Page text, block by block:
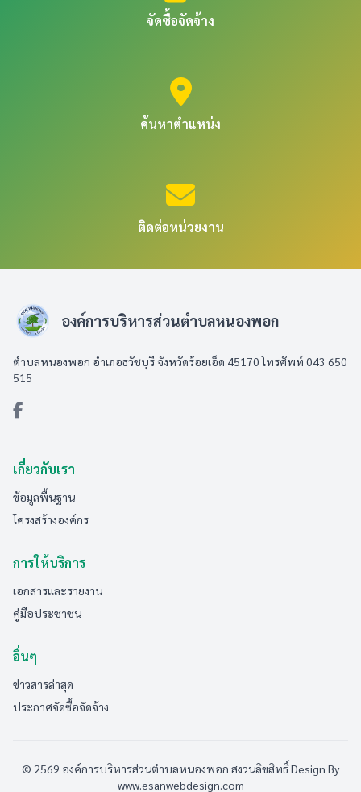
จัดซื้อจัดจ้าง
ค้นหาตำแหน่ง
ติดต่อหน่วยงาน
องค์การบริหารส่วนตำบลหนองพอก
ตำบลหนองพอก อำเภอธวัชบุรี จังหวัดร้อยเอ็ด 45170 โทรศัพท์ 043 650
515
เกี่ยวกับเรา
ข้อมูลพื้นฐาน
โครงสร้างองค์กร
การให้บริการ
เอกสารและรายงาน
คู่มือประชาชน
อื่นๆ
ข่าวสารล่าสุด
ประกาศจัดซื้อจัดจ้าง
© 2569 องค์การบริหารส่วนตำบลหนองพอก สงวนลิขสิทธิ์Design By
www.esanwebdesign.com